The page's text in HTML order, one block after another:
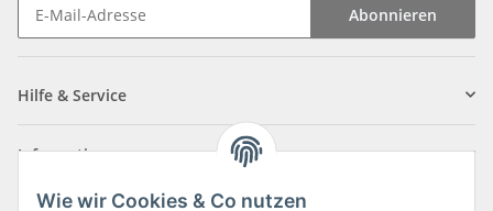
Wie wir Cookies & Co nutzen
Abonnieren
Hilfe & Service
Informationen